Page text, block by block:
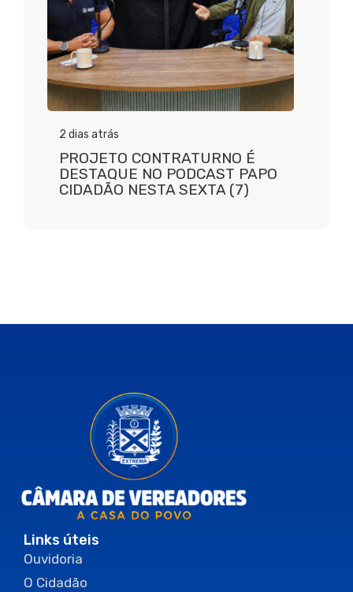
2 dias atrás
PROJETO CONTRATURNO É
DESTAQUE NO PODCAST PAPO
CIDADÃO NESTA SEXTA (7)
Links úteis
Ouvidoria
O Cidadão